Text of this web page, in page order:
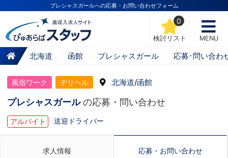
プレシャスガールへの応募・お問い合わせフォーム
検討リスト
0
MENU
北海道 函館 プレシャスガール 応募･問い合わ
風俗ワーク デリヘル 北海道/函館
プレシャスガール の応募・問い合わせ
アルバイト 送迎ドライバー
求人情報 応募・お問い合わせ